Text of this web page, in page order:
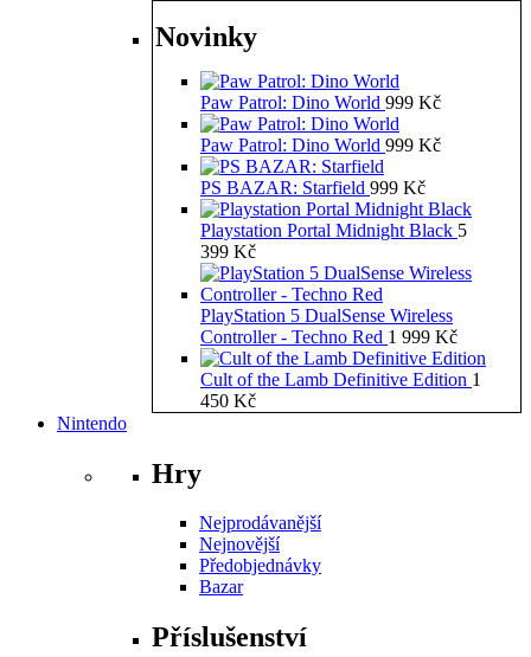
Novinky
Paw Patrol: Dino World 999 Kč
Paw Patrol: Dino World 999 Kč
PS BAZAR: Starfield 999 Kč
Playstation Portal Midnight Black 5
399 Kč
PlayStation 5 DualSense Wireless
Controller - Techno Red 1 999 Kč
Cult of the Lamb Definitive Edition 1
450 Kč
Nintendo
Hry
Nejprodávanější
Nejnovější
Předobjednávky
Bazar
Příslušenství